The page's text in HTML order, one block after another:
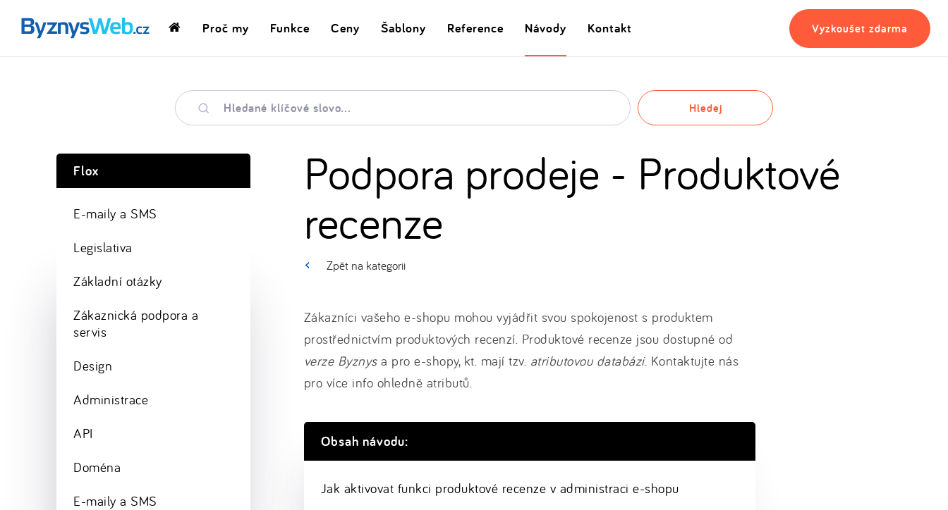
DomovskáProč my Funkce Ceny Šablony Reference Návody Kontakt Vyzkoušet zdarma
Hledané
klíčové
slovo
Hledej
Zpět na kategorii
Podpora prodeje - Produktové
recenze
Zákazníci vašeho e-shopu mohou vyjádřit svou spokojenost s produktem
prostřednictvím produktových recenzí. Produktové recenze jsou dostupné od
verze Byznysa pro e-shopy, kt. mají tzv. atributovou databázi. Kontaktujte nás
pro více info ohledně atributů.
Obsah návodu:
Jak aktivovat funkci produktové recenze v administraci e-shopu
Flox
E-maily a SMS
Legislativa
Základní otázky
Zákaznická podpora a
servis
Design
Administrace
API
Doména
E-maily a SMS